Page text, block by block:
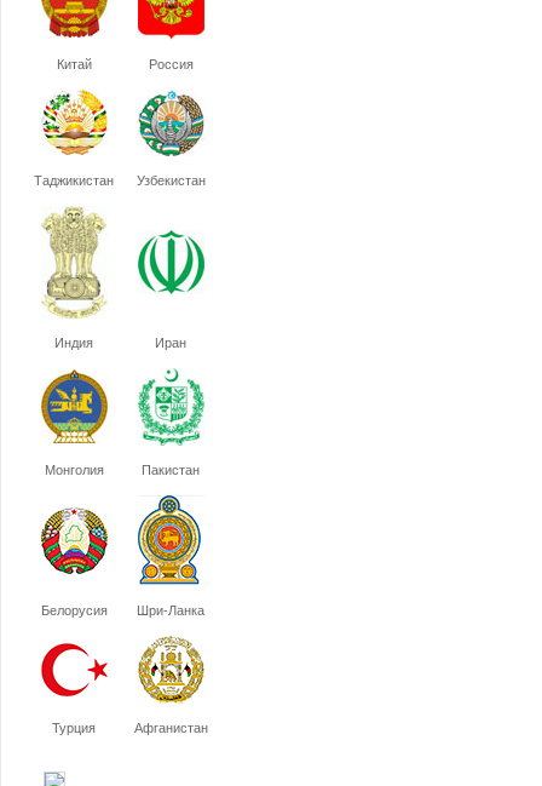
Китай Россия
Таджикистан Узбекистан
Индия Иран
Монголия Пакистан
Белорусия Шри-Ланка
Турция Афганистан